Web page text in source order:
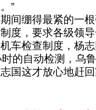
”
绷得最紧的一根
度，要求各级领
车检查制度，杨
自动检测，乌鲁
国这才放心地赶